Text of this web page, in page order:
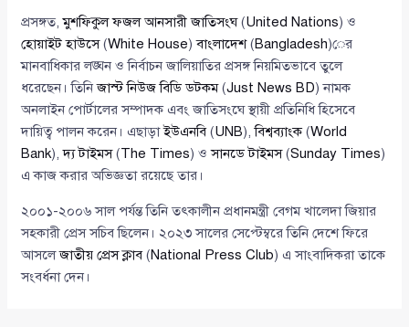
প্রসঙ্গত,মুশফিকুল ফজল আনসারী জাতিসংঘ(United Nations) ও
হোয়াইট হাউসে(White House)বাংলাদেশ(Bangladesh)ের
মানবাধিকার লঙ্ঘন ও নির্বাচন জালিয়াতির প্রসঙ্গ নিয়মিতভাবে তুলে
ধরেছেন। তিনিজাস্ট নিউজ বিডি ডটকম(Just News BD) নামক
অনলাইন পোর্টালের সম্পাদক এবং জাতিসংঘে স্থায়ী প্রতিনিধি হিসেবে
দায়িত্ব পালন করেন। এছাড়াইউএনবি(UNB),বিশ্বব্যাংক(World
Bank),দ্য টাইমস(The Times) ওসানডে টাইমস(Sunday Times)
এ কাজ করার অভিজ্ঞতা রয়েছে তার।
২০০১-২০০৬ সাল পর্যন্ত তিনি তৎকালীন প্রধানমন্ত্রী বেগম খালেদা জিয়ার
সহকারী প্রেস সচিব ছিলেন। ২০২৩ সালের সেপ্টেম্বরে তিনি দেশে ফিরে
আসলেজাতীয় প্রেস ক্লাব(National Press Club) এ সাংবাদিকরা তাকে
সংবর্ধনা দেন।